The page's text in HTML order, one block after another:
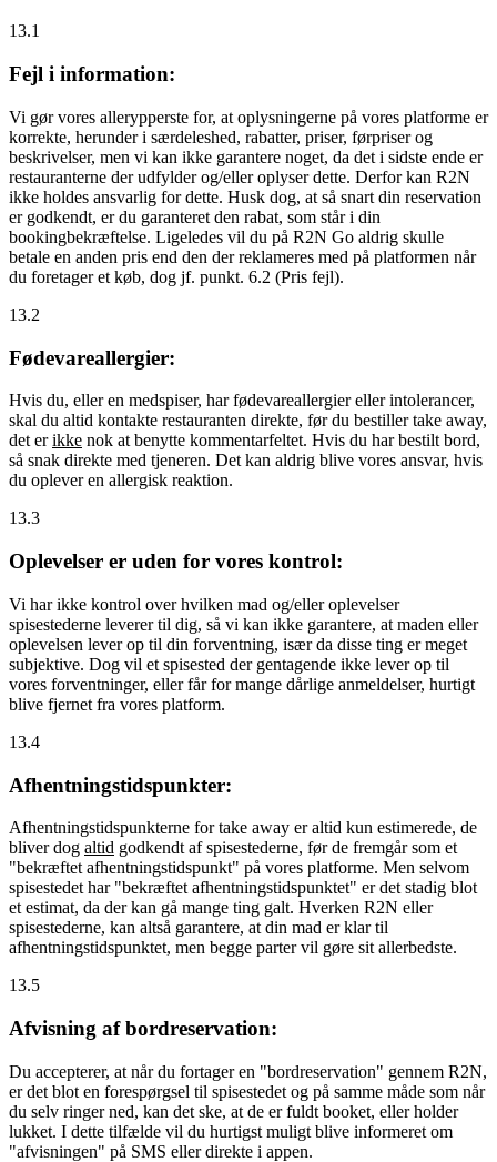
13.1
Fejl i information:
Vi gør vores allerypperste for, at oplysningerne på vores platforme er
korrekte, herunder i særdeleshed, rabatter, priser, førpriser og
beskrivelser, men vi kan ikke garantere noget, da det i sidste ende er
restauranterne der udfylder og/eller oplyser dette. Derfor kan R2N
ikke holdes ansvarlig for dette. Husk dog, at så snart din reservation
er godkendt, er du garanteret den rabat, som står i din
bookingbekræftelse. Ligeledes vil du på R2N Go aldrig skulle
betale en anden pris end den der reklameres med på platformen når
du foretager et køb, dog jf. punkt. 6.2 (Pris fejl).
13.2
Fødevareallergier:
Hvis du, eller en medspiser, har fødevareallergier eller intolerancer,
skal du altid kontakte restauranten direkte, før du bestiller take away,
det erikke nok at benytte kommentarfeltet. Hvis du har bestilt bord,
så snak direkte med tjeneren. Det kan aldrig blive vores ansvar, hvis
du oplever en allergisk reaktion.
13.3
Oplevelser er uden for vores kontrol:
Vi har ikke kontrol over hvilken mad og/eller oplevelser
spisestederne leverer til dig, så vi kan ikke garantere, at maden eller
oplevelsen lever op til din forventning, især da disse ting er meget
subjektive. Dog vil et spisested der gentagende ikke lever op til
vores forventninger, eller får for mange dårlige anmeldelser, hurtigt
blive fjernet fra vores platform.
13.4
Afhentningstidspunkter:
Afhentningstidspunkterne for take away er altid kun estimerede, de
bliver dog altid godkendt af spisestederne, før de fremgår som et
"bekræftet afhentningstidspunkt" på vores platforme. Men selvom
spisestedet har "bekræftet afhentningstidspunktet" er det stadig blot
et estimat, da der kan gå mange ting galt. Hverken R2N eller
spisestederne, kan altså garantere, at din mad er klar til
afhentningstidspunktet, men begge parter vil gøre sit allerbedste.
13.5
Afvisning af bordreservation:
Du accepterer, at når du fortager en "bordreservation" gennem R2N,
er det blot en forespørgsel til spisestedet og på samme måde som når
du selv ringer ned, kan det ske, at de er fuldt booket, eller holder
lukket. I dette tilfælde vil du hurtigst muligt blive informeret om
"afvisningen" på SMS eller direkte i appen.